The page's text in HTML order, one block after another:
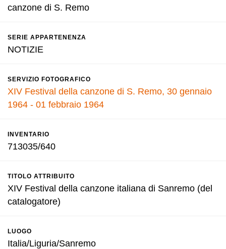
canzone di S. Remo
SERIE APPARTENENZA
NOTIZIE
SERVIZIO FOTOGRAFICO
XIV Festival della canzone di S. Remo, 30 gennaio
1964 - 01 febbraio 1964
INVENTARIO
713035/640
TITOLO ATTRIBUITO
XIV Festival della canzone italiana di Sanremo (del
catalogatore)
LUOGO
Italia/Liguria/Sanremo